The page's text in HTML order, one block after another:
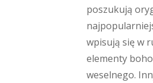
poszukują
wpisują się w
elementy
weselnego.